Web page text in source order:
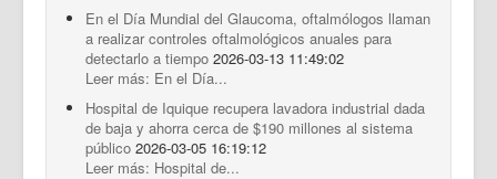
En el Día Mundial del Glaucoma, oftalmólogos llaman
a realizar controles oftalmológicos anuales para
detectarlo a tiempo 2026-03-13 11:49:02
Leer más: En el Día...
Hospital de Iquique recupera lavadora industrial dada
de baja y ahorra cerca de $190 millones al sistema
público 2026-03-05 16:19:12
Leer más: Hospital de...